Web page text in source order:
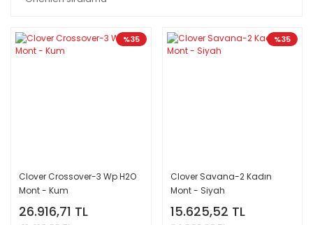
%35
Clover Crossover-3 Wp H2O
Mont - Kum
26.916,71 TL
%35
Clover Savana-2 Kadın
Mont - Siyah
15.625,52 TL